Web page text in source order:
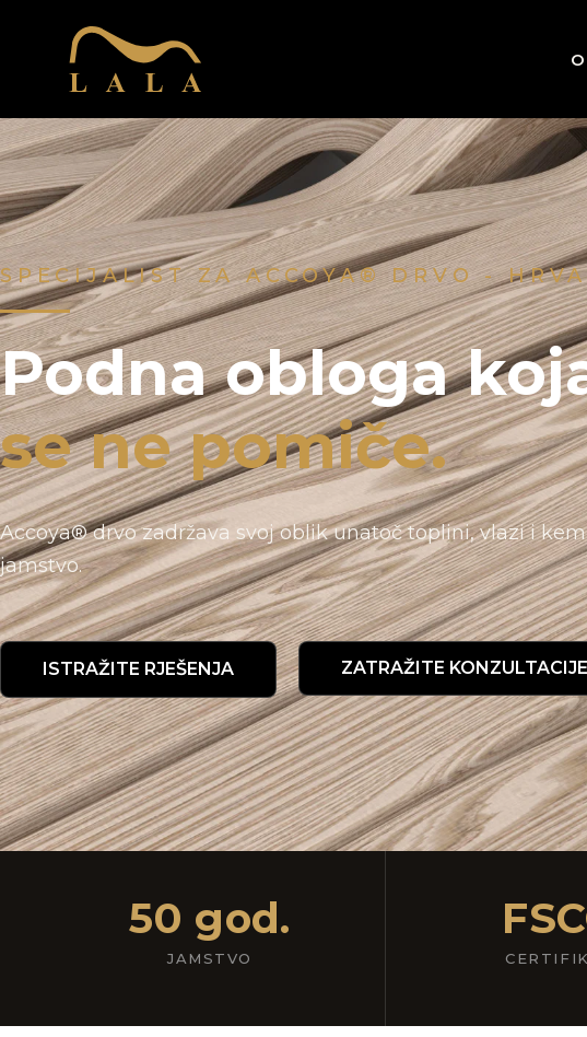
SPECIJALIST ZA ACCOYA® DRVO -
Podna obloga
se ne pomiče.
Accoya® drvo zadržava svoj oblik unatoč toplini, vlazi i
jamstvo.
ISTRAŽITE RJEŠENJA ZATRAŽITE KONZULTACIJE
50 god.
JAMSTVO